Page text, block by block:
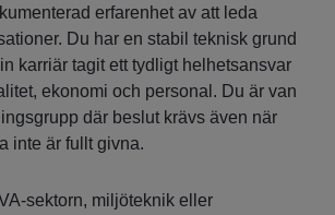
erfarenhet av att leda
Du har en stabil teknisk grund
karriär tagit ett tydligt helhetsansvar
ekonomi och personal. Du är van
där beslut krävs även när
inte är fullt givna.
sektorn, miljöteknik eller